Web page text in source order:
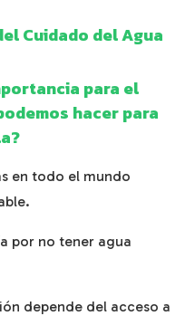
Cuidado del Agua
para el
hacer para
en todo el mundo
por no tener agua
depende del acceso a